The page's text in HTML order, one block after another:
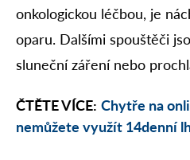
onkologickou léčbou, je
oparu. Dalšími spouštěči
sluneční záření nebo
ČTĚTE VÍCE: Chytře na
nemůžete využít 14denní